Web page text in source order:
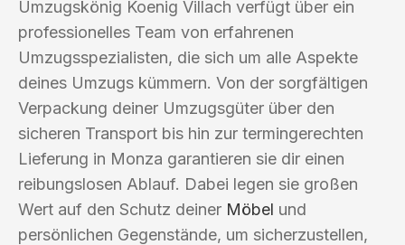
Umzugskönig Koenig Villach verfügt über ein
professionelles Team von erfahrenen
Umzugsspezialisten, die sich um alle Aspekte
deines Umzugs kümmern. Von der sorgfältigen
Verpackung deiner Umzugsgüter über den
sicheren Transport bis hin zur termingerechten
Lieferung in Monza garantieren sie dir einen
reibungslosen Ablauf. Dabei legen sie großen
Wert auf den Schutz deiner Möbel und
persönlichen Gegenstände, um sicherzustellen,